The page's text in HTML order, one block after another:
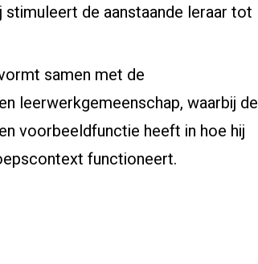
stimuleert de aanstaande leraar tot
samen met de
leerwerkgemeenschap, waarbij de
voorbeeldfunctie heeft in hoe hij
functioneert.